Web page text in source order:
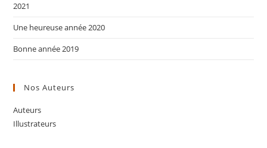
2021
Une heureuse année 2020
Bonne année 2019
Nos Auteurs
Auteurs
Illustrateurs